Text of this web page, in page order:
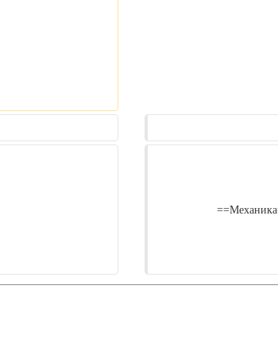
                    ==Механика==